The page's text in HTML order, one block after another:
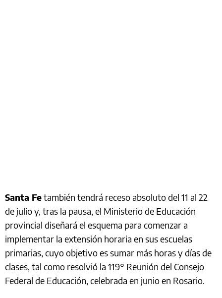
Santa Fetambién tendrá receso absoluto del 11 al 22
de julio y, tras la pausa, el Ministerio de Educación
provincial diseñará el esquema para comenzar a
implementar la extensión horaria en sus escuelas
primarias, cuyo objetivo es sumar más horas y días de
clases, tal como resolvió la 119° Reunión del Consejo
Federal de Educación, celebrada en junio en Rosario.